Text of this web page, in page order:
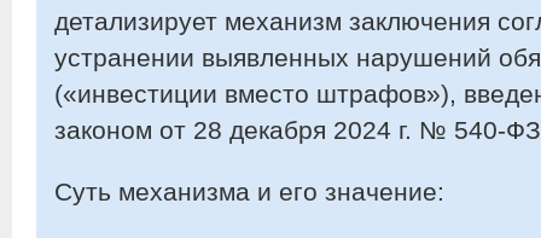
детализирует механизм заключения
устранении выявленных нарушений
(«инвестиции вместо штрафов»),
законом от 28 декабря 2024 г. № 540-
Суть механизма и его значение: